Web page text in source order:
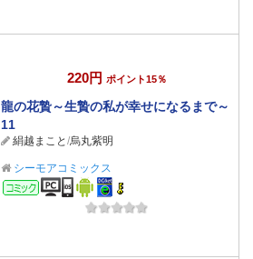
220円 ポイント15％
龍の花贄～生贄の私が幸せになるまで～
11
絹越まこと /烏丸紫明
シーモアコミックス
コミック